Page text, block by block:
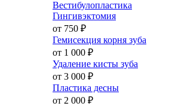
Вестибулопластика
Гингивэктомия
от 750 ₽
Гемисекция корня зуба
от 1 000 ₽
Удаление кисты зуба
от 3 000 ₽
Пластика десны
от 2 000 ₽